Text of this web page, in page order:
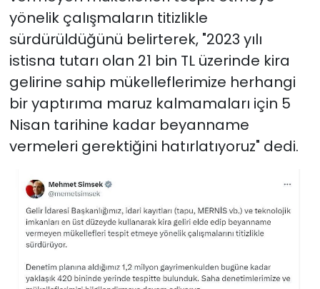
yönelik çalışmaların titizlikle
sürdürüldüğünü belirterek, "2023 yılı
istisna tutarı olan 21 bin TL üzerinde kira
gelirine sahip mükelleflerimize herhangi
bir yaptırıma maruz kalmamaları için 5
Nisan tarihine kadar beyanname
vermeleri gerektiğini hatırlatıyoruz" dedi.